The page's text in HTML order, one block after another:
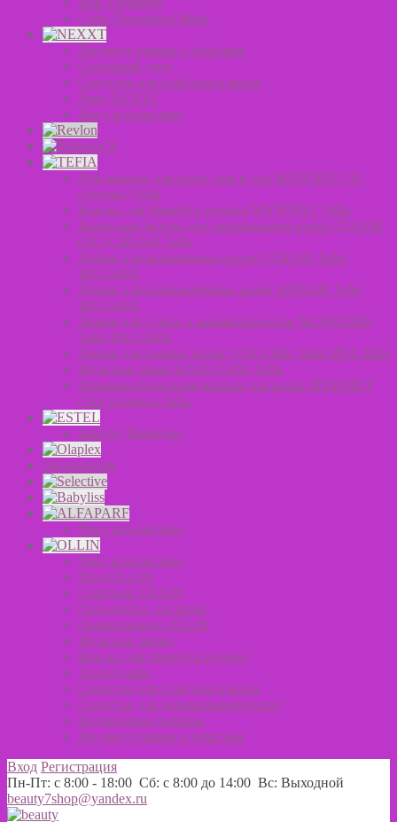
Color Depositing Mask
Пигмент прямого действия
Салонный уход
Средства для стайлинга волос
Уход NEXXT
Уход за волосами
Гель-краска для волос тон в тон MYPOINT (33
оттенка) Tefia
Краска для бровей и ресниц MYPOINT Tefia
Крем-окислитель для окрашивания волос COLOR
OXYCREAM Tefia
Линия для окрашенных волос COLOR Tefia
MYCARE
Линия для поврежденных волос REPAIR Tefia
MYCARE
Линия для сухих и вьющихся волос MOISTURE
Tefia MYCARE
Линия для тонких волос VOLUME Tefia MYCARE
Мужская серия MAN.CODE Tefia
Перманентная крем-краска для волос MYPOINT
(104 оттенка) Tefia
Estel by Babayaga
Антисептик
Уход за волосами
Уход за волосами
Уход OLLIN
Стайлинг OLLIN
Оксиданты для волос
Окрашивание OLLIN
Мужская линия
Краска для бровей и ресниц
Аксессуары
Средства для стайлинга волос
Средства для окрашивания волос
Подарочные наборы
Пигмент прямого действия
Вход Регистрация
Пн-Пт: с 8:00 - 18:00 Сб: с 8:00 до 14:00 Вс: Выходной
beauty7shop@yandex.ru
Перейти
Перейти